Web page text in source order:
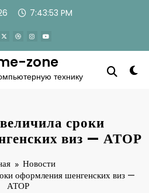
7:43:53 PM
zone
технику
сроки
виз — АТОР
Новости
оформления шенгенских виз —
АТОР